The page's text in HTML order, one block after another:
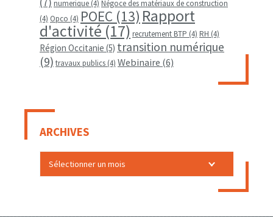
numerique (4) Négoce des matériaux de construction
(4) Opco (4) POEC (13) Rapport
d'activité (17) recrutement BTP (4) RH (4)
Région Occitanie (5) transition numérique
(9) travaux publics (4) Webinaire (6)
ARCHIVES